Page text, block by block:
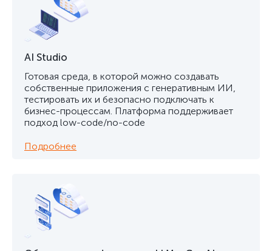
AI Studio
Готовая среда, в которой можно создавать
собственные приложения с генеративным ИИ,
тестировать их и безопасно подключать к
бизнес-процессам. Платформа поддерживает
подход low-code/no-code
Подробнее